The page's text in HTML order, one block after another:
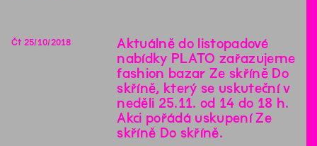
Čt 25/10/2018
Aktuálně do listopadové
nabídky PLATO zařazujeme
fashion bazar Ze skříně Do
skříně, který se uskuteční v
neděli 25.11. od 14 do 18 h.
Akci pořádá uskupení Ze
skříně Do skříně.